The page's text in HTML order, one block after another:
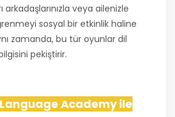
arkadaşlarınızla veya ailenizle
sosyal bir etkinlik haline
zamanda, bu tür oyunlar dil
pekiştirir.
Academy ile